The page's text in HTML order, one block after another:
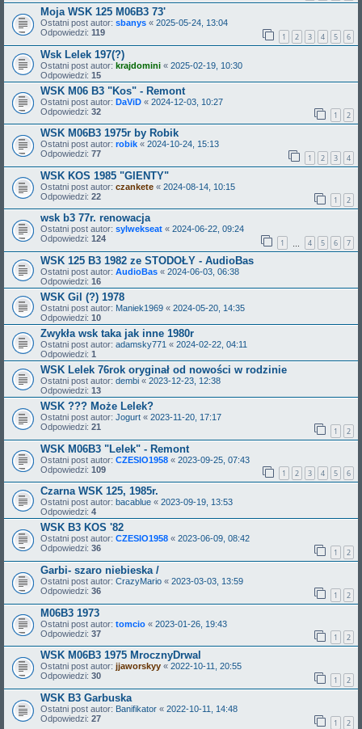
Moja WSK 125 M06B3 73'
Ostatni post autor: sbanys « 2025-05-24, 13:04
Odpowiedzi: 119 1 2 3 4 5 6
Wsk Lelek 197(?)
Ostatni post autor: krajdomini « 2025-02-19, 10:30
Odpowiedzi: 15
WSK M06 B3 "Kos" - Remont
Ostatni post autor: DaViD « 2024-12-03, 10:27
Odpowiedzi: 32 1 2
WSK M06B3 1975r by Robik
Ostatni post autor: robik « 2024-10-24, 15:13
Odpowiedzi: 77 1 2 3 4
WSK KOS 1985 "GIENTY"
Ostatni post autor: czankete « 2024-08-14, 10:15
Odpowiedzi: 22 1 2
wsk b3 77r. renowacja
Ostatni post autor: sylwekseat « 2024-06-22, 09:24
Odpowiedzi: 124 1 4 5 6 7
WSK 125 B3 1982 ze STODOŁY - AudioBas
Ostatni post autor: AudioBas « 2024-06-03, 06:38
Odpowiedzi: 16
WSK Gil (?) 1978
Ostatni post autor: Maniek1969 « 2024-05-20, 14:35
Odpowiedzi: 10
Zwykła wsk taka jak inne 1980r
Ostatni post autor: adamsky771 « 2024-02-22, 04:11
Odpowiedzi: 1
WSK Lelek 76rok oryginał od nowości w rodzinie
Ostatni post autor: dembi « 2023-12-23, 12:38
Odpowiedzi: 13
WSK ??? Może Lelek?
Ostatni post autor: Jogurt « 2023-11-20, 17:17
Odpowiedzi: 21 1 2
WSK M06B3 "Lelek" - Remont
Ostatni post autor: CZESIO1958 « 2023-09-25, 07:43
Odpowiedzi: 109 1 2 3 4 5 6
Czarna WSK 125, 1985r.
Ostatni post autor: bacablue « 2023-09-19, 13:53
Odpowiedzi: 4
WSK B3 KOS '82
Ostatni post autor: CZESIO1958 « 2023-06-09, 08:42
Odpowiedzi: 36 1 2
Garbi- szaro niebieska /
Ostatni post autor: CrazyMario « 2023-03-03, 13:59
Odpowiedzi: 36 1 2
M06B3 1973
Ostatni post autor: tomcio « 2023-01-26, 19:43
Odpowiedzi: 37 1 2
WSK M06B3 1975 MrocznyDrwal
Ostatni post autor: jjaworskyy « 2022-10-11, 20:55
Odpowiedzi: 30 1 2
WSK B3 Garbuska
Ostatni post autor: Banifikator « 2022-10-11, 14:48
Odpowiedzi: 27 1 2